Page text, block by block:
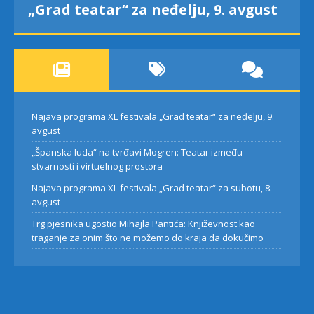
„Grad teatar“ za neđelju, 9. avgust
Najava programa XL festivala „Grad teatar“ za neđelju, 9.
avgust
„Španska luda“ na tvrđavi Mogren: Teatar između
stvarnosti i virtuelnog prostora
Najava programa XL festivala „Grad teatar“ za subotu, 8.
avgust
Trg pjesnika ugostio Mihajla Pantića: Književnost kao
traganje za onim što ne možemo do kraja da dokučimo